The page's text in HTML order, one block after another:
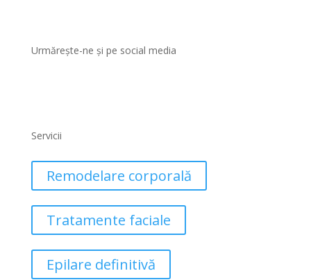
Urmărește-ne și pe social media
Servicii
Remodelare corporală
Tratamente faciale
Epilare definitivă